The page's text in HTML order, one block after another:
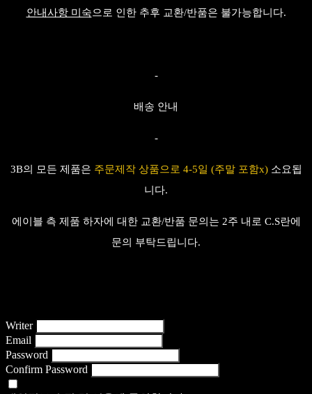
안내사항 미숙으로 인한 추후 교환/반품은 불가능합니다.
-
배송 안내
-
3B의 모든 제품은 주문제작 상품으로 4-5일 (주말 포함x)소요됩
니다.
에이블 측 제품 하자에 대한 교환/반품 문의는 2주 내로 C.S란에
문의 부탁드립니다.
Writer
Email
Password
Confirm Password